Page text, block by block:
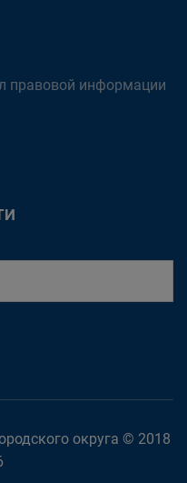
правовой информации
округа © 2018